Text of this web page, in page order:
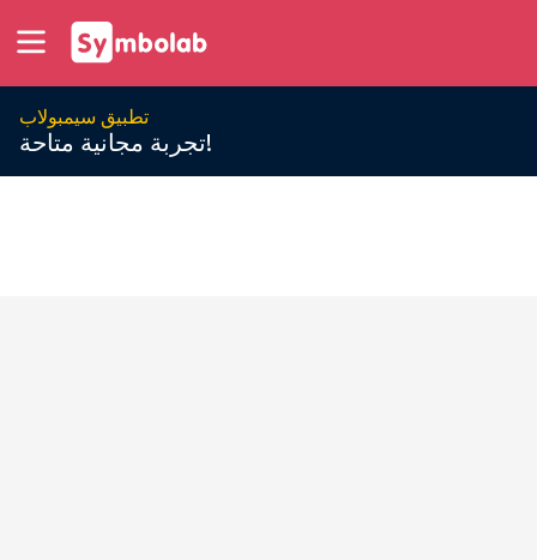
تطبيق سيمبولاب
تجربة مجانية متاحة!